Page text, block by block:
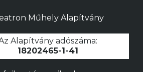
Műhely Alapítvány
Alapítvány adószáma:
18202465-1-41